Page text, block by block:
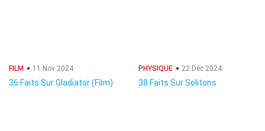
FILM 11 Nov 2024
36 Faits Sur Gladiator (Film)
PHYSIQUE 22 Déc 2024
38 Faits Sur Solitons